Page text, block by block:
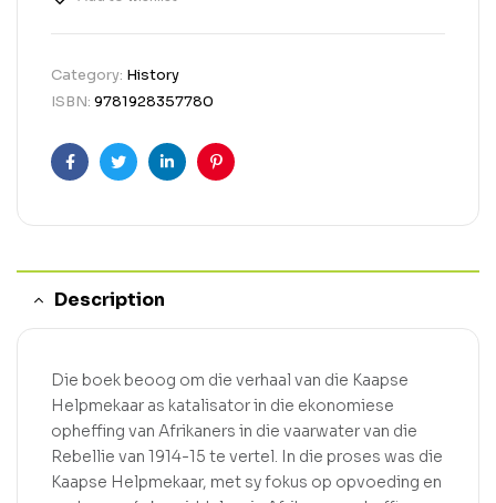
Category: History
ISBN: 9781928357780
FacebookTwitterLinkedinPinterest
Description
Die boek beoog om die verhaal van die Kaapse
Helpmekaar as katalisator in die ekonomiese
opheffing van Afrikaners in die vaarwater van die
Rebellie van 1914-15 te vertel. In die proses was die
Kaapse Helpmekaar, met sy fokus op opvoeding en